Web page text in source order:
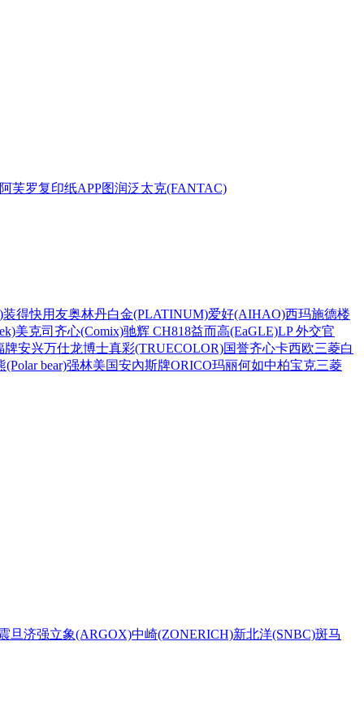
阿芙罗复印纸APP图润泛太克(FANTAC)
装得快用友奥林丹白金(PLATINUM)爱好(AIHAO)西玛施德楼
美克司 齐心(Comix)驰辉 CH818益而高(EaGLE)LP 外交官
牌安兴万仕龙博士真彩(TRUECOLOR)国誉齐心卡西欧三菱白
(Polar bear)强林美国安內斯牌ORICO玛丽何如中柏宝克三菱
旦济强立象(ARGOX)中崎(ZONERICH)新北洋(SNBC)斑马